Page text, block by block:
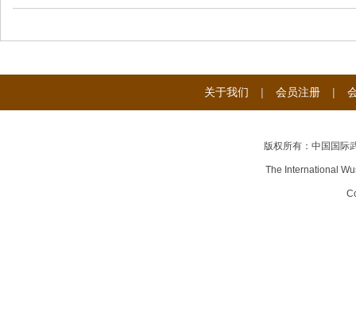
关于我们 | 会员注册 |
版权所有：中国国际
The International